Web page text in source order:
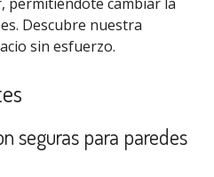
Descubre nuestra
sin esfuerzo.
seguras para paredes